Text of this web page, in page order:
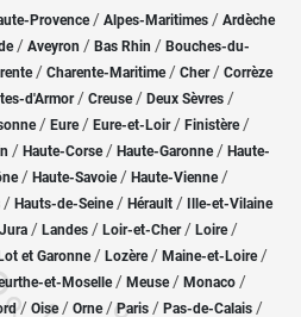
Provence / Alpes-Maritimes / Ardèche
/ Aveyron / Bas Rhin / Bouches-du-
/ Charente-Maritime/ Cher / Corrèze
d'Armor/ Creuse/ Deux Sèvres /
/ Eure/ Eure-et-Loir / Finistère/
/ Haute-Corse/ Haute-Garonne/ Haute-
/ Haute-Savoie/ Haute-Vienne/
/ Hauts-de-Seine/ Hérault / Ille-et-Vilaine
Jura / Landes / Loir-et-Cher/ Loire/
Lot et Garonne/ Lozère / Maine-et-Loire/
et-Moselle/ Meuse/ Monaco /
/ Oise / Orne/Paris / Pas-de-Calais /